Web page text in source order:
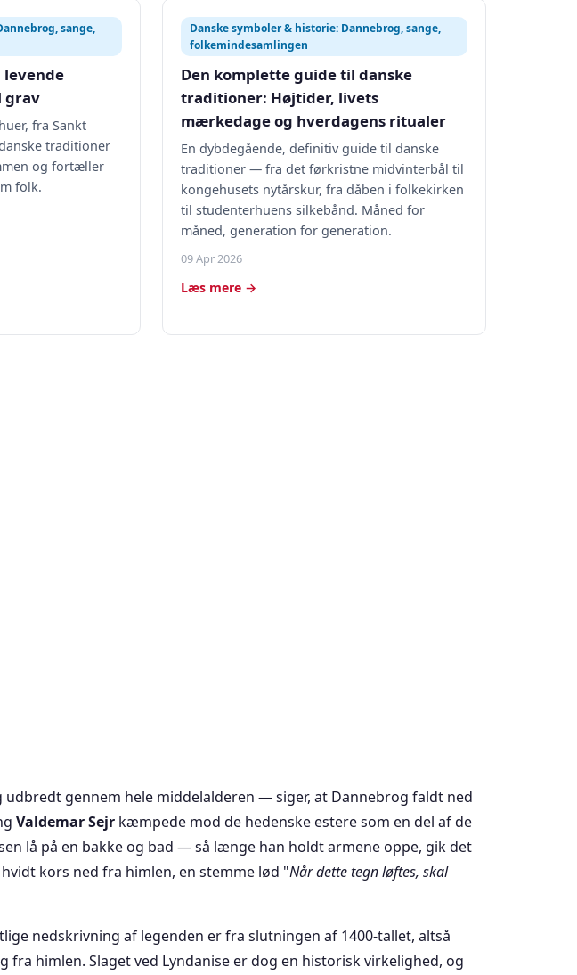
sange,
levende
grav
fra Sankt
traditioner
og fortæller
folk.
Danske symboler & historie: Dannebrog, sange,
folkemindesamlingen
Den komplette guide til danske
traditioner: Højtider, livets
mærkedage og hverdagens ritualer
En dybdegående, definitiv guide til danske
traditioner — fra det førkristne midvinterbål til
kongehusets nytårskur, fra dåben i folkekirken
til studenterhuens silkebånd. Måned for
måned, generation for generation.
09 Apr 2026
Læs mere →
gennem hele middelalderen — siger, at Dannebrog faldt ned
Valdemar Sejr kæmpede mod de hedenske estere som en del af de
lå på en bakke og bad — så længe han holdt armene oppe, gik det
kors ned fra himlen, en stemme lød "Når dette tegn løftes, skal
nedskrivning af legenden er fra slutningen af 1400-tallet, altså
himlen. Slaget ved Lyndanise er dog en historisk virkelighed, og